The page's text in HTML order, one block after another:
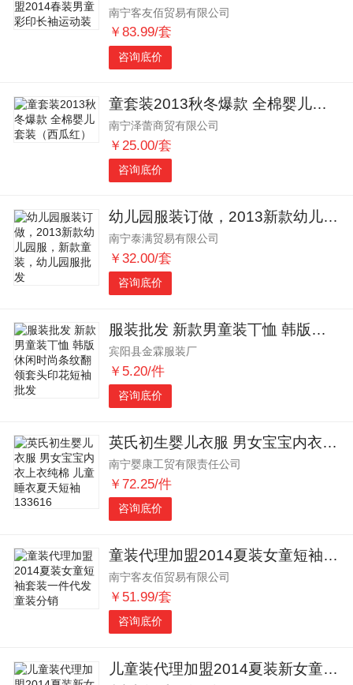
南宁客友佰贸易有限公司
￥83.99/套
咨询底价
童套装2013秋冬爆款 全棉婴儿套装（西瓜红）
南宁泽蕾商贸有限公司
￥25.00/套
咨询底价
幼儿园服装订做，2013新款幼儿园服，新款童装，幼儿园服批发
南宁泰满贸易有限公司
￥32.00/套
咨询底价
服装批发 新款男童装丅恤 韩版休闲时尚条纹翻领套头印花短袖批发
宾阳县金霖服装厂
￥5.20/件
咨询底价
英氏初生婴儿衣服 男女宝宝内衣上衣纯棉 儿童睡衣夏天短袖133616
南宁婴康工贸有限责任公司
￥72.25/件
咨询底价
童装代理加盟2014夏装女童短袖套装一件代发童装分销
南宁客友佰贸易有限公司
￥51.99/套
咨询底价
儿童装代理加盟2014夏装新女童纺纱花短袖休闲套装一键上传数据